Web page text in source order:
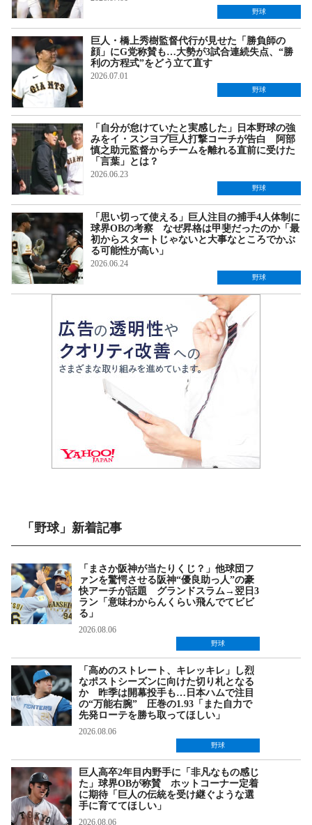
野球
巨人・橋上秀樹監督代行が見せた「勝負師の
顔」にG党称賛も…大勢が3試合連続失点、“勝
利の方程式”をどう立て直す
2026.07.01
野球
「自分が怠けていたと実感した」日本野球の強
みをイ・スンヨプ巨人打撃コーチが告白 阿部
慎之助元監督からチームを離れる直前に受けた
「言葉」とは？
2026.06.23
野球
「思い切って使える」巨人注目の捕手4人体制に
球界OBの考察 なぜ昇格は甲斐だったのか「最
初からスタートじゃないと大事なところでかぶ
る可能性が高い」
2026.06.24
野球
「野球」新着記事
「まさか阪神が当たりくじ？」他球団フ
ァンを驚愕させる阪神“優良助っ人”の豪
快アーチが話題 グランドスラム→翌日3
ラン「意味わからんくらい飛んでてビビ
る」
2026.08.06
野球
「高めのストレート、キレッキレ」し烈
なポストシーズンに向けた切り札となる
か 昨季は開幕投手も…日本ハムで注目
の“万能右腕” 圧巻の1.93「また自力で
先発ローテを勝ち取ってほしい」
2026.08.06
野球
巨人高卒2年目内野手に「非凡なもの感じ
た」球界OBが称賛 ホットコーナー定着
に期待「巨人の伝統を受け継ぐような選
手に育ててほしい」
2026.08.06